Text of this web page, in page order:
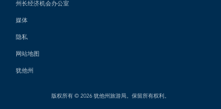
州长经济机会办公室
媒体
隐私
网站地图
犹他州
版权所有 © 2026 犹他州旅游局。保留所有权利。